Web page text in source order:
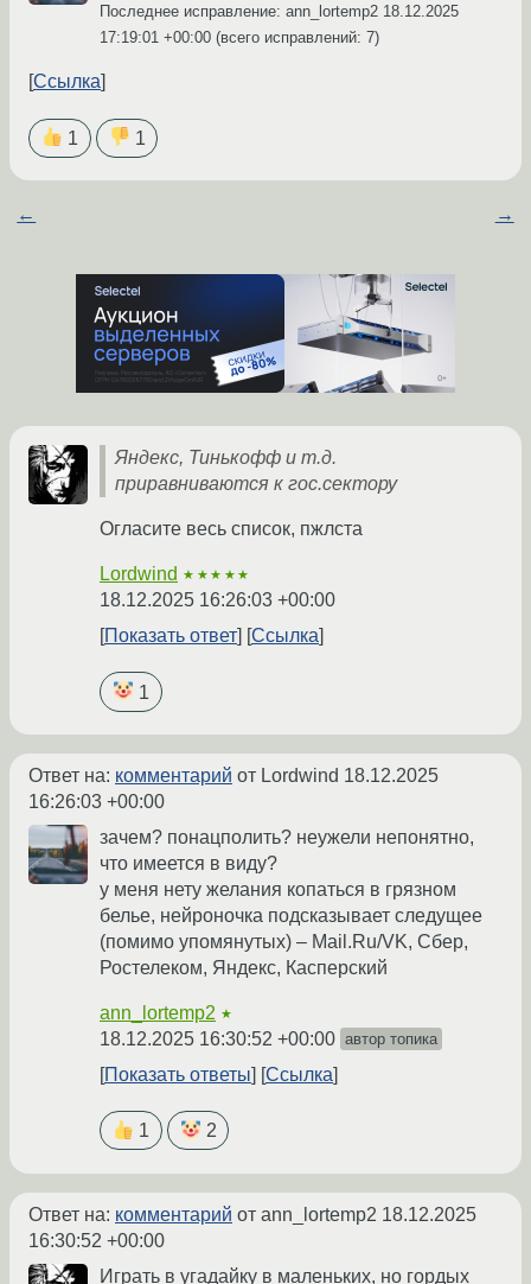
Последнее исправление: ann_lortemp2 18.12.2025
17:19:01 +00:00 (всего исправлений: 7)
Ссылка
1 1
← →
Яндекс, Тинькофф и т.д.
приравниваются к гос.сектору
Огласите весь список, пжлста
Lordwind ★★★★★
18.12.2025 16:26:03 +00:00
Показать ответ
Ссылка
1
Ответ на: комментарий от Lordwind 18.12.2025
16:26:03 +00:00
зачем? понацполить? неужели непонятно,
что имеется в виду?
у меня нету желания копаться в грязном
белье, нейроночка подсказывает следущее
(помимо упомянутых) – Mail.Ru/VK, Сбер,
Ростелеком, Яндекс, Касперский
ann_lortemp2 ★
18.12.2025 16:30:52 +00:00 автор топика
Показать ответы Ссылка
1 2
Ответ на: комментарий от ann_lortemp2 18.12.2025
16:30:52 +00:00
Играть в угадайку в маленьких, но гордых